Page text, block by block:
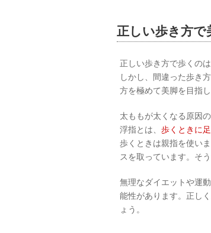
正しい歩き方で
正しい歩き方で歩くの
しかし、間違った歩き
方を極めて美脚を目指し
太ももが太くなる原因
浮指とは、 歩くときに
歩くときは親指を使い
スを取っています。そ
無理なダイエットや運
能性があります。正し
ょう。